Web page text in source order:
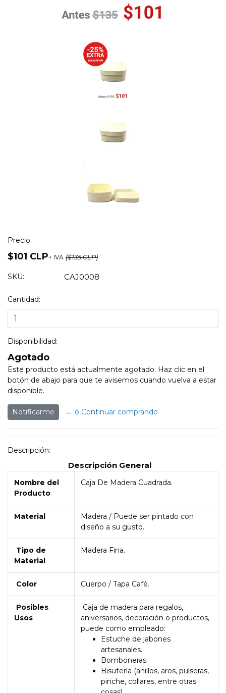
Precio:
$101 CLP+ IVA ($135 CLP)
SKU: CAJ0008
Cantidad:
Disponibilidad:
Agotado
Este producto está actualmente agotado. Haz clic en el
botón de abajo para que te avisemos cuando vuelva a estar
disponible.
Notificarme ← o Continuar comprando
Descripción:
Descripción General
Nombre del
Producto
Caja De Madera Cuadrada.
Material
Madera / Puede ser pintado con
diseño a su gusto.
Tipo de
Material
Madera Fina.
Color Cuerpo / Tapa Café.
Posibles
Usos
Caja de madera para regalos,
aniversarios, decoración o productos,
puede como empleado:
Estuche de jabones
artesanales.
Bomboneras.
Bisutería (anillos, aros, pulseras,
pinche, collares, entre otras